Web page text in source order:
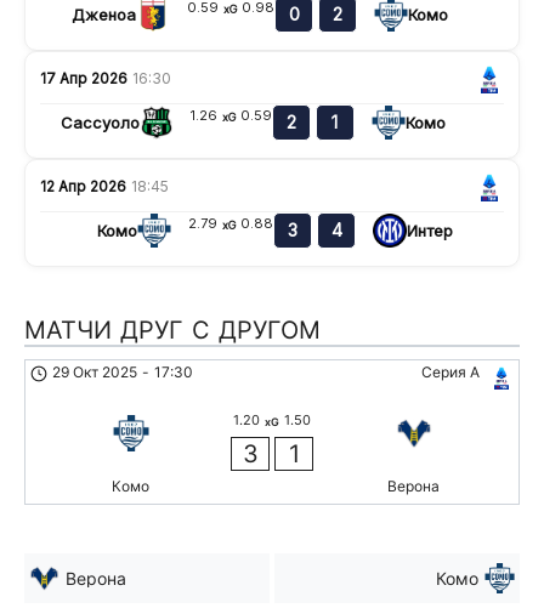
Дженоа 0.59 xG 0.98 0 2 Комо
17 Апр 2026 16:30
Сассуоло 1.26 xG 0.59 2 1 Комо
12 Апр 2026 18:45
Комо 2.79 xG 0.88 3 4 Интер
МАТЧИ ДРУГ С ДРУГОМ
Серия А
29 Окт 2025 - 17:30
Комо
1.20 xG 1.50
3 1
Верона
Верона Комо